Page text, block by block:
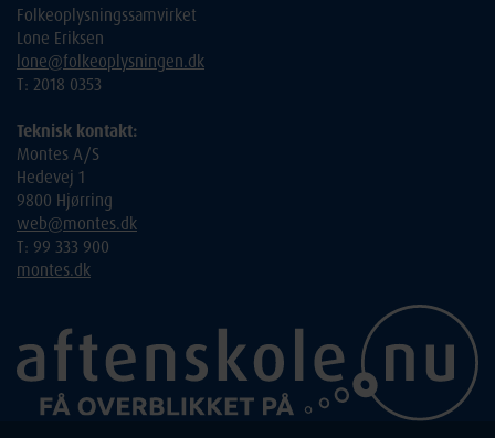
Folkeoplysningssamvirket
Lone Eriksen
lone@folkeoplysningen.dk
T: 2018 0353
Teknisk kontakt:
Montes A/S
Hedevej 1
9800 Hjørring
web@montes.dk
T: 99 333 900
montes.dk